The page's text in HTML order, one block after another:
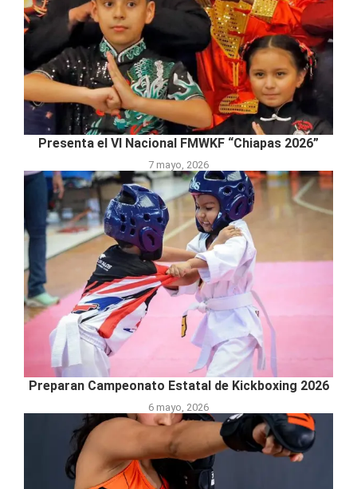
Presenta el VI Nacional FMWKF “Chiapas 2026”
7 mayo, 2026
Preparan Campeonato Estatal de Kickboxing 2026
6 mayo, 2026